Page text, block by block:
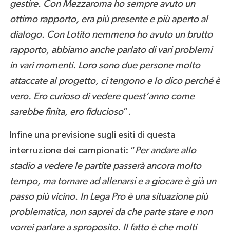
gestire. Con Mezzaroma ho sempre avuto un
ottimo rapporto, era più presente e più aperto al
dialogo. Con Lotito nemmeno ho avuto un brutto
rapporto, abbiamo anche parlato di vari problemi
in vari momenti. Loro sono due persone molto
attaccate al progetto, ci tengono e lo dico perché è
vero. Ero curioso di vedere quest’anno come
sarebbe finita, ero fiducioso”.
Infine una previsione sugli esiti di questa
interruzione dei campionati: “Per andare allo
stadio a vedere le partite passerà ancora molto
tempo, ma tornare ad allenarsi e a giocare è già un
passo più vicino. In Lega Pro è una situazione più
problematica, non saprei da che parte stare e non
vorrei parlare a sproposito. Il fatto è che molti